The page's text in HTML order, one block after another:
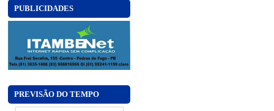
PUBLICIDADES
PREVISÃO DO TEMPO